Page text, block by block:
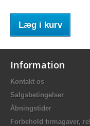
Læg i kurv
Information
Kontakt os
Salgsbetingelser
Åbningstider
Forbehold firmagaver,